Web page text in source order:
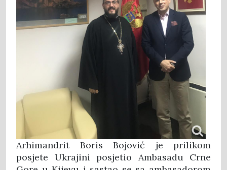
Arhimandrit Boris Bojović je prilikom
posjete Ukrajini posjetio Ambasadu Crne